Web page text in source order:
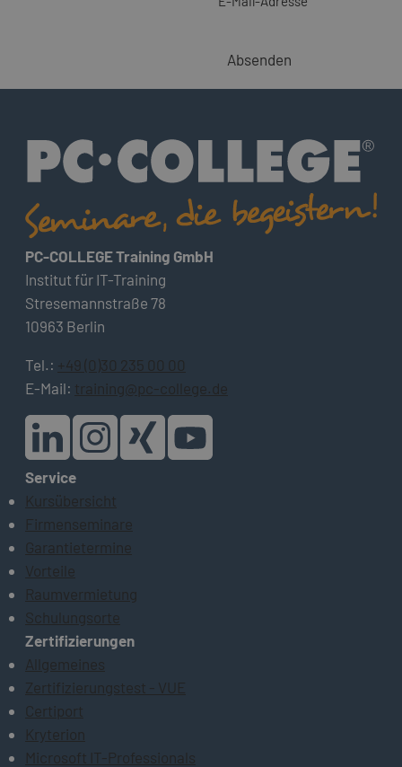
Absenden
PC-COLLEGE Training GmbH
Institut für IT-Training
Stresemannstraße 78
10963 Berlin
Tel.: +49 (0)30 235 00 00
E-Mail: training@pc-college.de
Service
Kursübersicht
Firmenseminare
Garantietermine
Vorteile
Raumvermietung
Schulungsorte
Zertifizierungen
Allgemeines
Zertifizierungstest - VUE
Certiport
Kryterion
Microsoft IT-Professionals